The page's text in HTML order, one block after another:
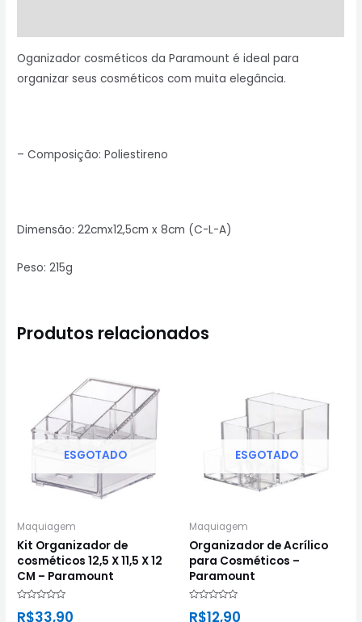
Oganizador cosméticos da Paramount é ideal para
organizar seus cosméticos com muita elegância.
– ​​Composição: Poliestireno
Dimensão: 22cmx12,5cm x 8cm (C-L-A)
Peso: 215g
Produtos relacionados
ESGOTADO
Maquiagem
Kit Organizador de
cosméticos 12,5 X 11,5 X 12
CM – Paramount
0
R$33,90
ESGOTADO
Maquiagem
Organizador de Acrílico
para Cosméticos –
Paramount
0
R$12,90